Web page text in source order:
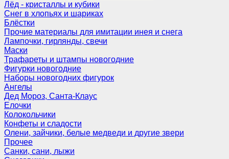
Лёд - кристаллы и кубики
Снег в хлопьях и шариках
Блёстки
Прочие материалы для имитации инея и снега
Лампочки, гирлянды, свечи
Маски
Трафареты и штампы новогодние
Фигурки новогодние
Наборы новогодних фигурок
Ангелы
Дед Мороз, Санта-Клаус
Елочки
Колокольчики
Конфеты и сладости
Олени, зайчики, белые медведи и другие звери
Прочее
Санки, сани, лыжи